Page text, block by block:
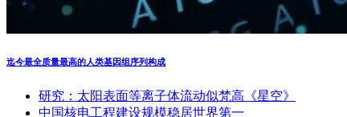
迄今最全质量最高的人类基因组序列构成
研究：太阳表面等离子体流动似梵高《星空》
中国核电工程建设规模稳居世界第一